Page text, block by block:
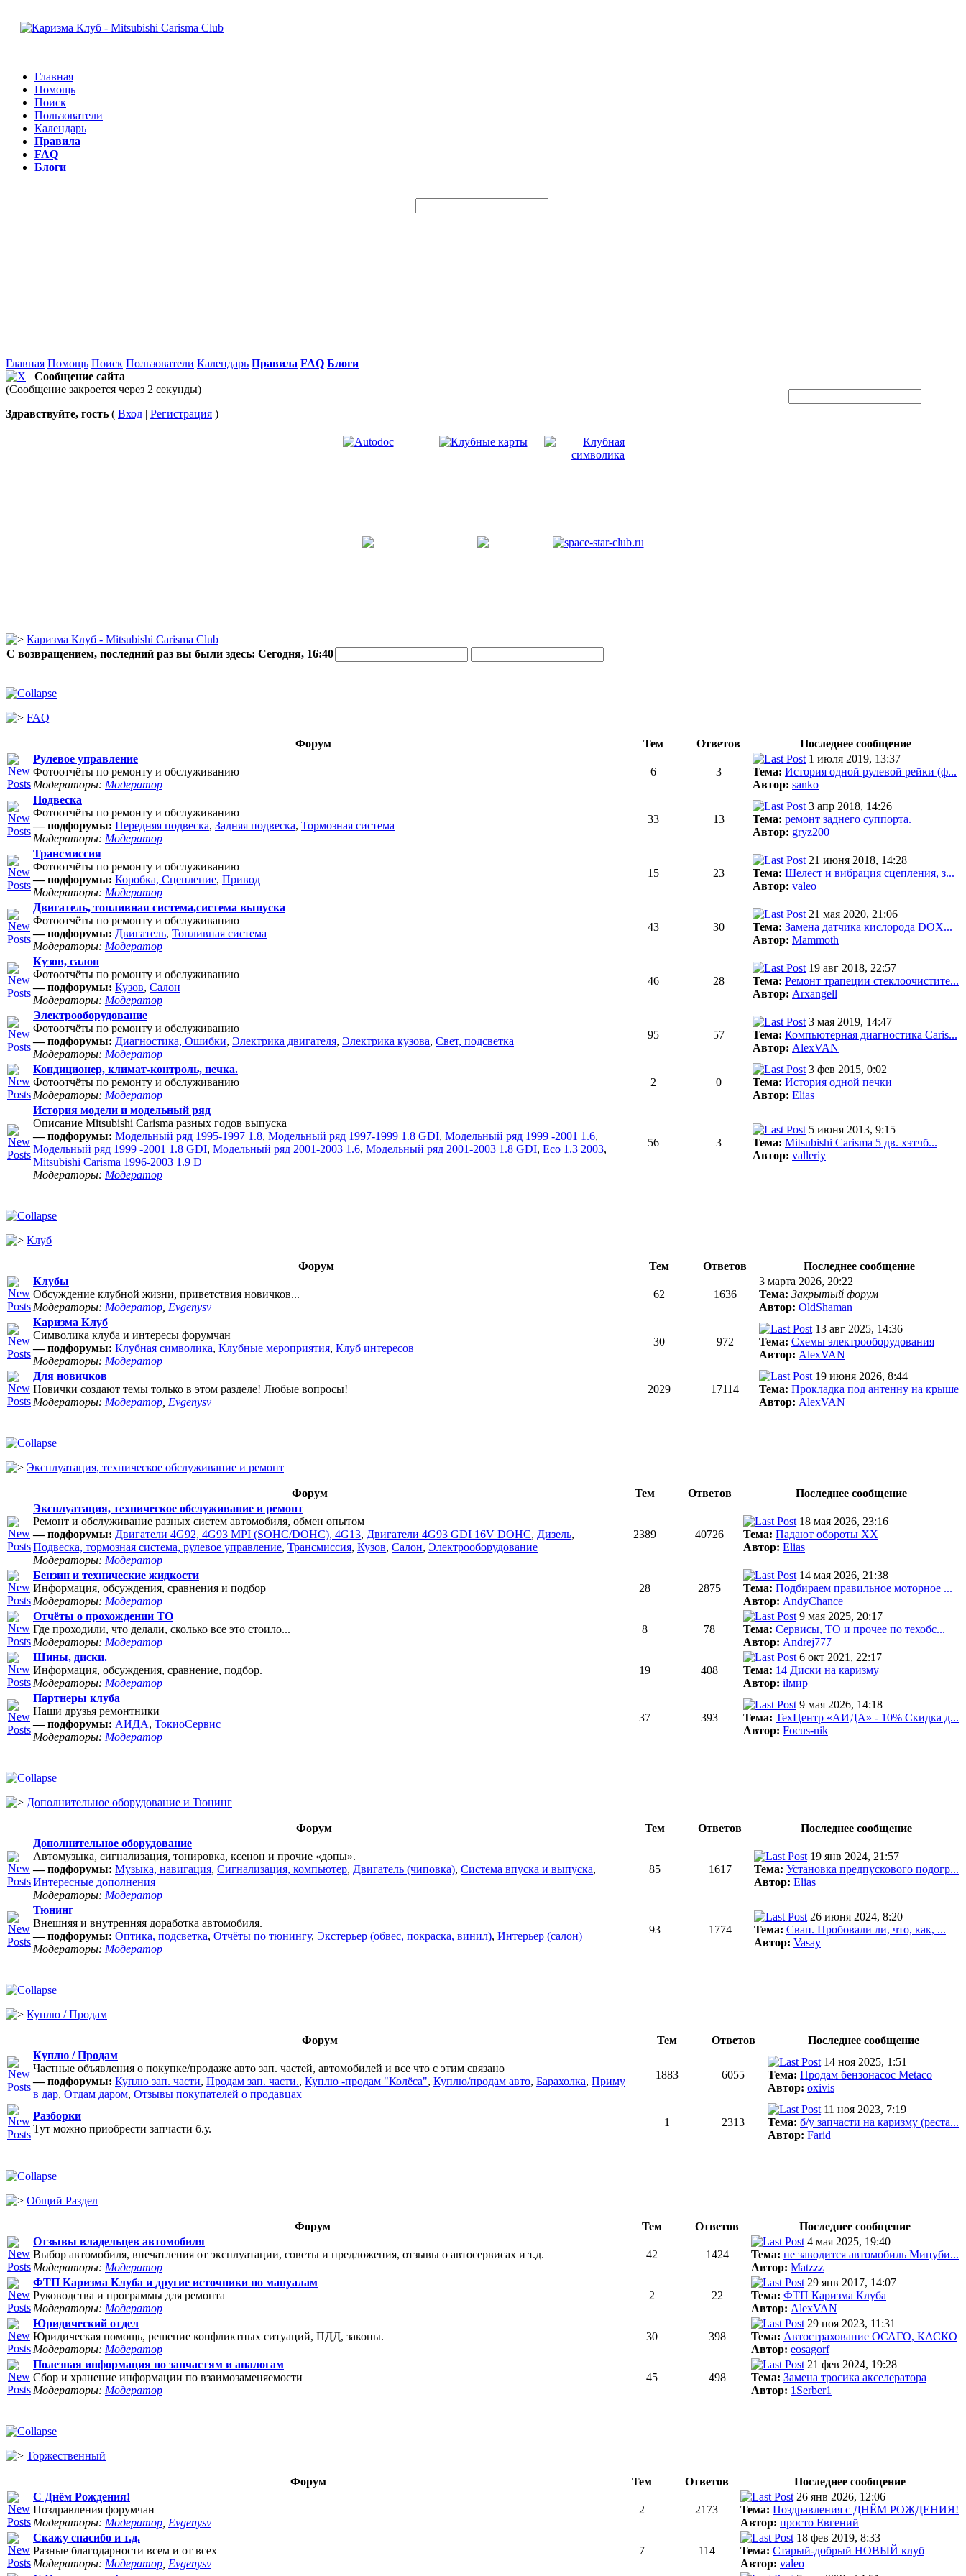
Главная
Помощь
Поиск
Пользователи
Календарь
Правила
FAQ
Блоги
Главная Помощь Поиск Пользователи Календарь Правила FAQ Блоги
Сообщение сайта
(Сообщение закроется через 2 секунды)
Здравствуйте, гость ( Вход | Регистрация )
Каризма Клуб - Mitsubishi Carisma Club
С возвращением, последний раз вы были здесь: Сегодня, 16:40
FAQ
Форум Тем Ответов
Последнее сообщение
Рулевое управление
Фотоотчёты по ремонту и обслуживанию
Модераторы: Модератор
6 3
1 июля 2019, 13:37
Тема: История одной рулевой рейки (ф...
Автор: sanko
Подвеска
Фотоотчёты по ремонту и обслуживанию
— подфорумы: Передняя подвеска, Задняя подвеска, Тормозная система
Модераторы: Модератор
33 13
3 апр 2018, 14:26
Тема: ремонт заднего суппорта.
Автор: gryz200
Трансмиссия
Фотоотчёты по ремонту и обслуживанию
— подфорумы: Коробка, Сцепление, Привод
Модераторы: Модератор
15 23
21 июня 2018, 14:28
Тема: Шелест и вибрация сцепления, з...
Автор: valeo
Двигатель, топливная система,система выпуска
Фотоотчёты по ремонту и обслуживанию
— подфорумы: Двигатель, Топливная система
Модераторы: Модератор
43 30
21 мая 2020, 21:06
Тема: Замена датчика кислорода DOX...
Автор: Mammoth
Кузов, салон
Фотоотчёты по ремонту и обслуживанию
— подфорумы: Кузов, Салон
Модераторы: Модератор
46 28
19 авг 2018, 22:57
Тема: Ремонт трапеции стеклоочистите...
Автор: Arxangell
Электрооборудование
Фотоотчёты по ремонту и обслуживанию
— подфорумы: Диагностика, Ошибки, Электрика двигателя, Электрика кузова, Свет, подсветка
Модераторы: Модератор
95 57
3 мая 2019, 14:47
Тема: Компьютерная диагностика Caris...
Автор: AlexVAN
Кондиционер, климат-контроль, печка.
Фотоотчёты по ремонту и обслуживанию
Модераторы: Модератор
2 0
3 фев 2015, 0:02
Тема: История одной печки
Автор: Elias
История модели и модельный ряд
Описание Mitsubishi Carisma разных годов выпуска
— подфорумы: Модельный ряд 1995-1997 1.8, Модельный ряд 1997-1999 1.8 GDI, Модельный ряд 1999 -2001 1.6,
Модельный ряд 1999 -2001 1.8 GDI, Модельный ряд 2001-2003 1.6, Модельный ряд 2001-2003 1.8 GDI, Eco 1.3 2003,
Mitsubishi Carisma 1996-2003 1.9 D
Модераторы: Модератор
56 3
5 июня 2013, 9:15
Тема: Mitsubishi Carisma 5 дв. хэтчб...
Автор: valleriy
Клуб
Форум Тем Ответов
Последнее сообщение
Клубы
Обсуждение клубной жизни, приветствия новичков...
Модераторы: Модератор Evgenysv
62 1636
3 марта 2026, 20:22
Тема: Закрытый форум
Автор: OldShaman
Каризма Клуб
Символика клуба и интересы форумчан
— подфорумы: Клубная символика, Клубные мероприятия, Клуб интересов
Модераторы: Модератор
30 972
13 авг 2025, 14:36
Тема: Схемы электрооборудования
Автор: AlexVAN
Для новичков
Новички создают темы только в этом разделе! Любые вопросы!
Модераторы: Модератор Evgenysv
2029 17114
19 июня 2026, 8:44
Тема: Прокладка под антенну на крыше
Автор: AlexVAN
Эксплуатация, техническое обслуживание и ремонт
Форум Тем Ответов
Последнее сообщение
Эксплуатация, техническое обслуживание и ремонт
Ремонт и обслуживание разных систем автомобиля, обмен опытом
— подфорумы: Двигатели 4G92, 4G93 MPI (SOHC/DOHC), 4G13, Двигатели 4G93 GDI 16V DOHC, Дизель,
Подвеска, тормозная система, рулевое управление, Трансмиссия, Кузов, Салон, Электрооборудование
Модераторы: Модератор
2389 40726
18 мая 2026, 23:16
Тема: Падают обороты ХХ
Автор: Elias
Бензин и технические жидкости
Информация, обсуждения, сравнения и подбор
Модераторы: Модератор
28 2875
14 мая 2026, 21:38
Тема: Подбираем правильное моторное ...
Автор: AndyChance
Отчёты о прохождении ТО
Где проходили, что делали, сколько все это стоило...
Модераторы: Модератор
8 78
9 мая 2025, 20:17
Тема: Сервисы, ТО и прочее по техобс...
Автор: Andrej777
Шины, диски.
Информация, обсуждения, сравнение, подбор.
Модераторы: Модератор
19 408
6 окт 2021, 22:17
Тема: 14 Диски на каризму
Автор: ilмир
Партнеры клуба
Наши друзья ремонтники
— подфорумы: АИДА, ТокиоСервис
Модераторы: Модератор
37 393
9 мая 2026, 14:18
Тема: ТехЦентр «АИДА» - 10% Скидка д...
Автор: Focus-nik
Дополнительное оборудование и Тюнинг
Форум Тем Ответов
Последнее сообщение
Дополнительное оборудование
Автомузыка, сигнализация, тонировка, ксенон и прочие «допы».
— подфорумы: Музыка, навигация, Сигнализация, компьютер, Двигатель (чиповка), Система впуска и выпуска,
Интересные дополнения
Модераторы: Модератор
85 1617
19 янв 2024, 21:57
Тема: Установка предпускового подогр...
Автор: Elias
Тюнинг
Внешняя и внутренняя доработка автомобиля.
— подфорумы: Оптика, подсветка, Отчёты по тюнингу, Экстерьер (обвес, покраска, винил), Интерьер (салон)
Модераторы: Модератор
93 1774
26 июня 2024, 8:20
Тема: Свап. Пробовали ли, что, как, ...
Автор: Vasay
Куплю / Продам
Форум Тем Ответов
Последнее сообщение
Куплю / Продам
Частные объявления о покупке/продаже авто зап. частей, автомобилей и все что с этим связано
— подфорумы: Куплю зап. части, Продам зап. части., Куплю -продам "Колёса", Куплю/продам авто, Барахолка, Приму
в дар, Отдам даром, Отзывы покупателей о продавцах
1883 6055
14 ноя 2025, 1:51
Тема: Продам бензонасос Metaco
Автор: oxivis
Разборки
Тут можно приобрести запчасти б.у.
1 2313
11 ноя 2023, 7:19
Тема: б/у запчасти на каризму (реста...
Автор: Farid
Общий Раздел
Форум Тем Ответов
Последнее сообщение
Отзывы владельцев автомобиля
Выбор автомобиля, впечатления от эксплуатации, советы и предложения, отзывы о автосервисах и т.д.
Модераторы: Модератор
42 1424
4 мая 2025, 19:40
Тема: не заводится автомобиль Мицуби...
Автор: Matzzz
ФТП Каризма Клуба и другие источники по мануалам
Руководства и программы для ремонта
Модераторы: Модератор
2 22
29 янв 2017, 14:07
Тема: ФТП Каризма Клуба
Автор: AlexVAN
Юридический отдел
Юридическая помощь, решение конфликтных ситуаций, ПДД, законы.
Модераторы: Модератор
30 398
29 ноя 2023, 11:31
Тема: Автострахование ОСАГО, КАСКО
Автор: eosagorf
Полезная информация по запчастям и аналогам
Сбор и хранение информации по взаимозаменяемости
Модераторы: Модератор
45 498
21 фев 2024, 19:28
Тема: Замена тросика акселератора
Автор: 1Serber1
Торжественный
Форум Тем Ответов
Последнее сообщение
С Днём Рождения!
Поздравления форумчан
Модераторы: Модератор Evgenysv
2 2173
26 янв 2026, 12:06
Тема: Поздравления с ДНЁМ РОЖДЕНИЯ!
Автор: просто Евгений
Скажу спасибо и т.д.
Разные благодарности всем и от всех
Модераторы: Модератор Evgenysv
7 114
18 фев 2019, 8:33
Тема: Старый-добрый НОВЫЙ клуб
Автор: valeo